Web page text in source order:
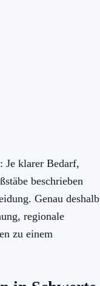
Je klarer Bedarf,
beschrieben
Genau deshalb
regionale
zu einem